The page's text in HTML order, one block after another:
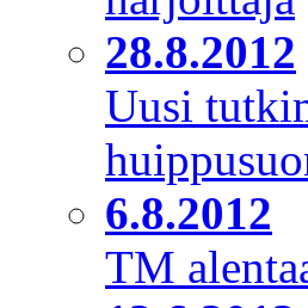
28.8.2012
Uusi
6.8.2012
TM